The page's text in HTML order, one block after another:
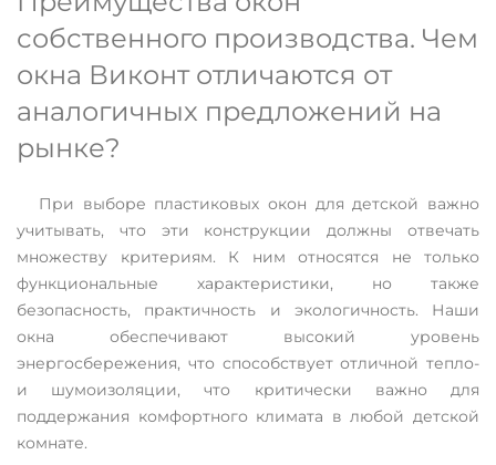
собственного производства. Чем
окна Виконт отличаются от
аналогичных предложений на
рынке?
При выборе пластиковых окон для детской важно
учитывать, что эти конструкции должны отвечать
множеству критериям. К ним относятся не только
функциональные характеристики, но также
безопасность, практичность и экологичность. Наши
окна обеспечивают высокий уровень
энергосбережения, что способствует отличной тепло-
и шумоизоляции, что критически важно для
поддержания комфортного климата в любой детской
комнате.